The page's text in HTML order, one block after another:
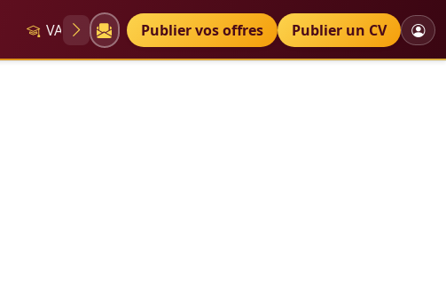
VAE Diplômes Petites annonces
Publier vos offres Publier un CV